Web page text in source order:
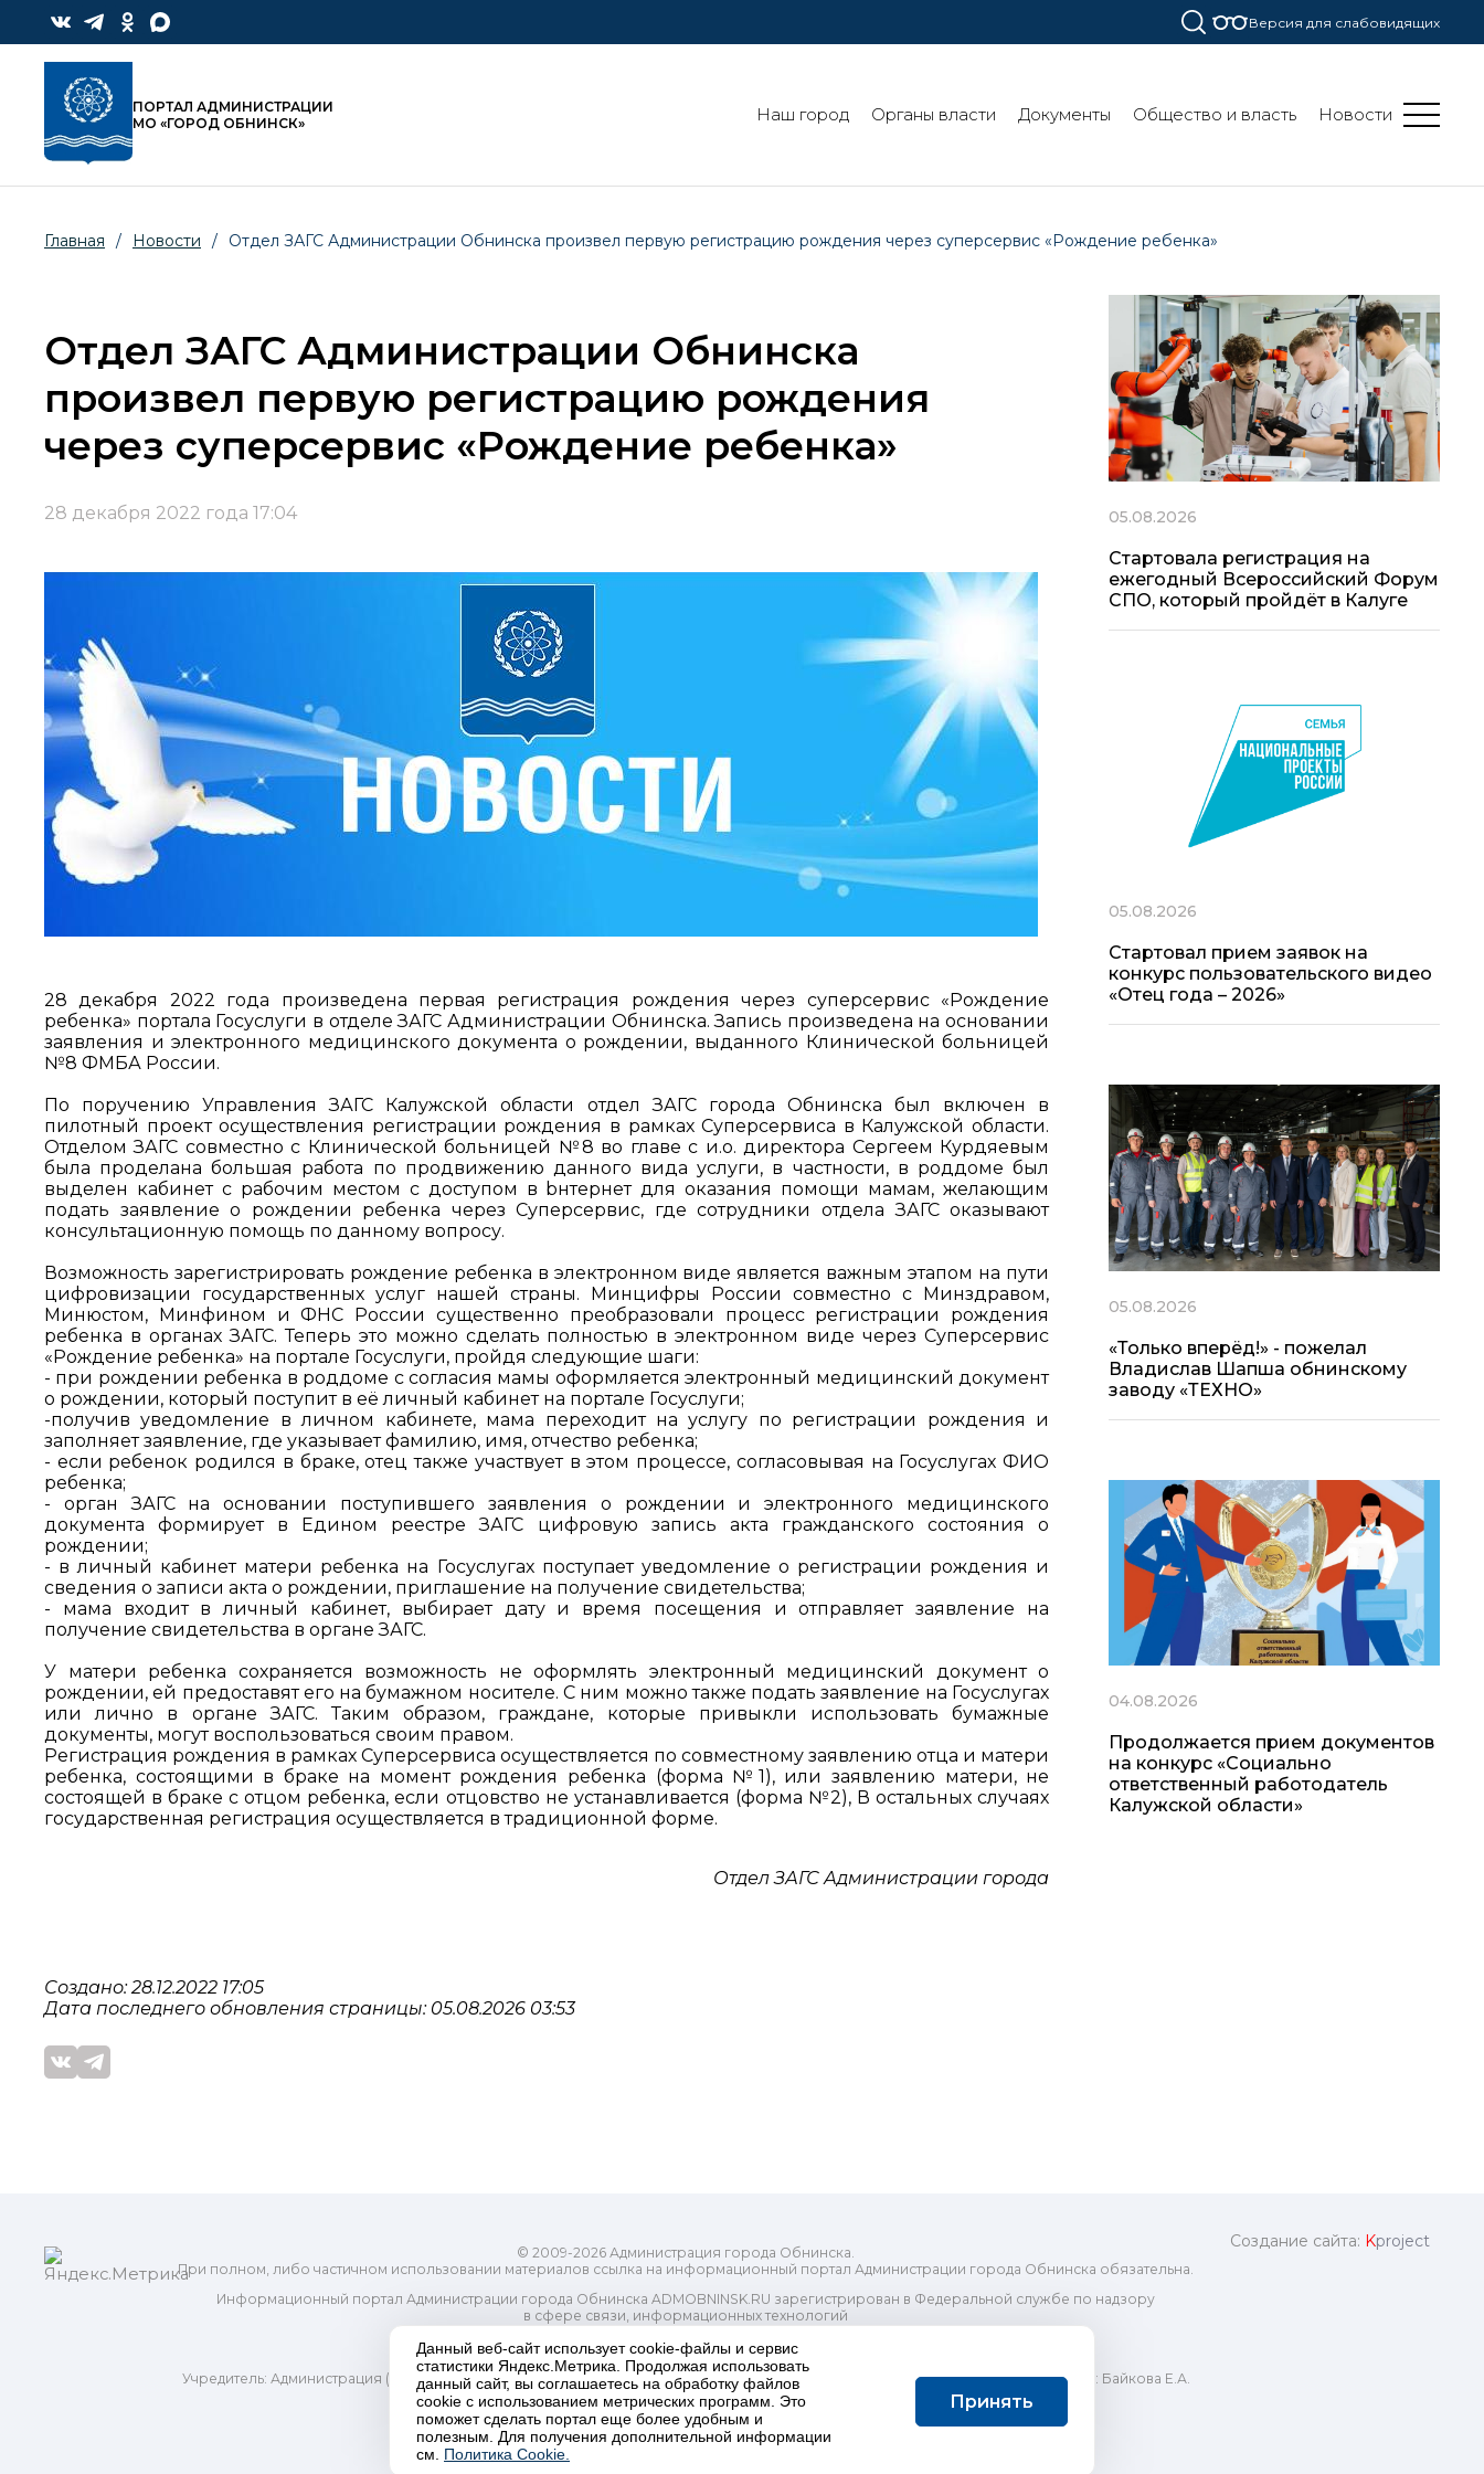
Версия для слабовидящих
ПОРТАЛ АДМИНИСТРАЦИИ
МО «ГОРОД ОБНИНСК»
Наш город Органы власти Документы Общество и власть Новости
Главная / Новости / Отдел ЗАГС Администрации Обнинска произвел первую регистрацию рождения через суперсервис «Рождение ребенка»
Отдел ЗАГС Администрации Обнинска
произвел первую регистрацию рождения
через суперсервис «Рождение ребенка»
28 декабря 2022 года 17:04
28 декабря 2022 года произведена первая регистрация рождения через суперсервис «Рождение
ребенка» портала Госуслуги в отделе ЗАГС Администрации Обнинска. Запись произведена на основании
заявления и электронного медицинского документа о рождении, выданного Клинической больницей
№8 ФМБА России.
По поручению Управления ЗАГС Калужской области отдел ЗАГС города Обнинска был включен в
пилотный проект осуществления регистрации рождения в рамках Суперсервиса в Калужской области.
Отделом ЗАГС совместно с Клинической больницей №8 во главе с и.о. директора Сергеем Курдяевым
была проделана большая работа по продвижению данного вида услуги, в частности, в роддоме был
выделен кабинет с рабочим местом с доступом в bнтернет для оказания помощи мамам, желающим
подать заявление о рождении ребенка через Суперсервис, где сотрудники отдела ЗАГС оказывают
консультационную помощь по данному вопросу.
Возможность зарегистрировать рождение ребенка в электронном виде является важным этапом на пути
цифровизации государственных услуг нашей страны. Минцифры России совместно с Минздравом,
Минюстом, Минфином и ФНС России существенно преобразовали процесс регистрации рождения
ребенка в органах ЗАГС. Теперь это можно сделать полностью в электронном виде через Суперсервис
«Рождение ребенка» на портале Госуслуги, пройдя следующие шаги:
- при рождении ребенка в роддоме с согласия мамы оформляется электронный медицинский документ
о рождении, который поступит в её личный кабинет на портале Госуслуги;
-получив уведомление в личном кабинете, мама переходит на услугу по регистрации рождения и
заполняет заявление, где указывает фамилию, имя, отчество ребенка;
- если ребенок родился в браке, отец также участвует в этом процессе, согласовывая на Госуслугах ФИО
ребенка;
- орган ЗАГС на основании поступившего заявления о рождении и электронного медицинского
документа формирует в Едином реестре ЗАГС цифровую запись акта гражданского состояния о
рождении;
- в личный кабинет матери ребенка на Госуслугах поступает уведомление о регистрации рождения и
сведения о записи акта о рождении, приглашение на получение свидетельства;
- мама входит в личный кабинет, выбирает дату и время посещения и отправляет заявление на
получение свидетельства в органе ЗАГС.
У матери ребенка сохраняется возможность не оформлять электронный медицинский документ о
рождении, ей предоставят его на бумажном носителе. С ним можно также подать заявление на Госуслугах
или лично в органе ЗАГС. Таким образом, граждане, которые привыкли использовать бумажные
документы, могут воспользоваться своим правом.
Регистрация рождения в рамках Суперсервиса осуществляется по совместному заявлению отца и матери
ребенка, состоящими в браке на момент рождения ребенка (форма №1), или заявлению матери, не
состоящей в браке с отцом ребенка, если отцовство не устанавливается (форма №2), В остальных случаях
государственная регистрация осуществляется в традиционной форме.
Отдел ЗАГС Администрации города
Создано: 28.12.2022 17:05
Дата последнего обновления страницы: 05.08.2026 03:53
05.08.2026
Стартовала регистрация на
ежегодный Всероссийский Форум
СПО, который пройдёт в Калуге
05.08.2026
Стартовал прием заявок на
конкурс пользовательского видео
«Отец года – 2026»
05.08.2026
«Только вперёд!» - пожелал
Владислав Шапша обнинскому
заводу «ТЕХНО»
04.08.2026
Продолжается прием документов
на конкурс «Социально
ответственный работодатель
Калужской области»
© 2009-2026 Администрация города Обнинска.
При полном, либо частичном использовании материалов ссылка на информационный портал Администрации города Обнинска обязательна.
Информационный портал Администрации города Обнинска ADMOBNINSK.RU зарегистрирован в Федеральной службе по надзору
в сфере связи, информационных технологий
Свидетельство о регистрации Эл № ФС77-73321
Учредитель: Администрация (исполнительно-распорядительный орган) городского округа "Город Обнинск". Главный редактор: Байкова Е.А.
Адрес электронной почты Редакции: redactor@admobninsk.ru
Телефон Редакции: +7 (484) 395-85-85
Настоящий ресурс содержит материалы 18+
Политика в отношении обработки персональных данных
Создание сайта: Kproject
Данный веб-сайт использует cookie-файлы и сервис
статистики Яндекс.Метрика. Продолжая использовать
данный сайт, вы соглашаетесь на обработку файлов
cookie с использованием метрических программ. Это
поможет сделать портал еще более удобным и
полезным. Для получения дополнительной информации
см. Политика Cookie.
Принять